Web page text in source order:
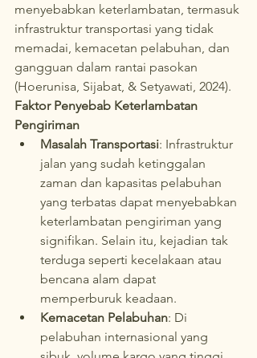
menyebabkan keterlambatan, termasuk
infrastruktur transportasi yang tidak
memadai, kemacetan pelabuhan, dan
gangguan dalam rantai pasokan
(Hoerunisa, Sijabat, & Setyawati, 2024).
Faktor Penyebab Keterlambatan
Pengiriman
Masalah Transportasi: Infrastruktur
jalan yang sudah ketinggalan
zaman dan kapasitas pelabuhan
yang terbatas dapat menyebabkan
keterlambatan pengiriman yang
signifikan. Selain itu, kejadian tak
terduga seperti kecelakaan atau
bencana alam dapat
memperburuk keadaan.
Kemacetan Pelabuhan: Di
pelabuhan internasional yang